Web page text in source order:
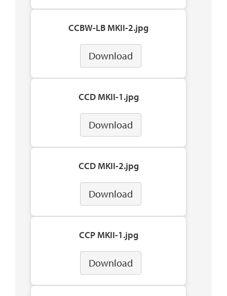
CCBW-LB MKII-2.jpg
Download
CCD MKII-1.jpg
Download
CCD MKII-2.jpg
Download
CCP MKII-1.jpg
Download